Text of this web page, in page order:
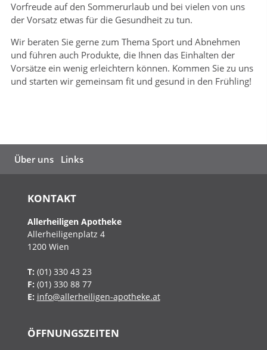
Vorfreude auf den Sommerurlaub und bei vielen von uns
der Vorsatz etwas für die Gesundheit zu tun.
Wir beraten Sie gerne zum Thema Sport und Abnehmen
und führen auch Produkte, die Ihnen das Einhalten der
Vorsätze ein wenig erleichtern können. Kommen Sie zu uns
und starten wir gemeinsam fit und gesund in den Frühling!
Über uns Links
KONTAKT
Allerheiligen Apotheke
Allerheiligenplatz 4
1200 Wien
T: (01) 330 43 23
F: (01) 330 88 77
E: info@allerheiligen-apotheke.at
ÖFFNUNGSZEITEN